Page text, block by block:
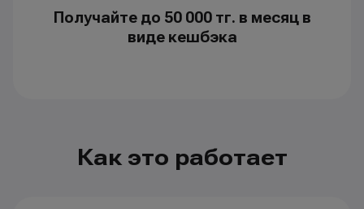
Получайте до 50 000 тг. в месяц в
виде кешбэка
Как это работает